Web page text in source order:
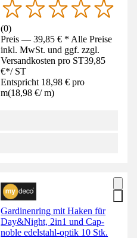
(0)
Preis — 39,85 € * Alle Preise
inkl. MwSt. und ggf. zzgl.
Versandkosten pro ST39,85
€*/ ST
Entspricht 18,98 € pro
m(18,98 €/ m)
Gardinenring mit Haken für
Day&Night, 2in1 und Cap-
noble edelstahl-optik 10 Stk.